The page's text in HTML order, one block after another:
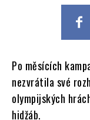
Po měsících
nezvrátila své
olympijských
hidžáb.